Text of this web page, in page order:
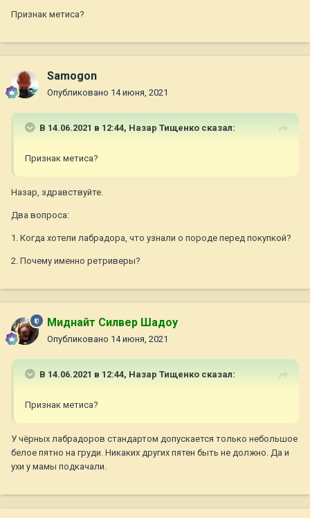
Признак метиса?
Samogon
Опубликовано 14 июня, 2021
В 14.06.2021 в 12:44, Назар Тищенко сказал:
Признак метиса?
Назар, здравствуйте.
Два вопроса:
1. Когда хотели лабрадора, что узнали о породе перед покупкой?
2. Почему именно ретриверы?
Миднайт Силвер Шадоу
Опубликовано 14 июня, 2021
В 14.06.2021 в 12:44, Назар Тищенко сказал:
Признак метиса?
У чёрных лабрадоров стандартом допускается только небольшое
белое пятно на груди. Никаких других пятен быть не должно. Да и
ухи у мамы подкачали.